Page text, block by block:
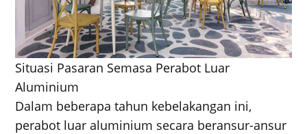
Situasi Pasaran Semasa Perabot Luar
Aluminium
Dalam beberapa tahun kebelakangan ini,
perabot luar aluminium secara beransur-ansur